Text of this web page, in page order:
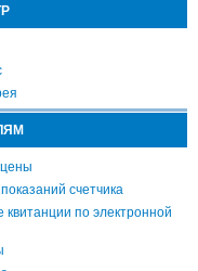
счетчика
квитанции по электронной